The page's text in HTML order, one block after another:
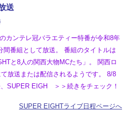
送
カンテレ冠バラエティー特番が令和8年
間番組として放送。 番組のタイトルは
と8人の関西大物MCたち」。 関西ロ
放送または配信されるようです。 8/8
SUPER EIGH ＞＞続きをチェック！
SUPER EIGHTライブ日程ページへ